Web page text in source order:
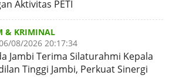
Aktivitas PETI
& KRIMINAL
08/2026 20:17:34
Jambi Terima Silaturahmi Kepala
Tinggi Jambi, Perkuat Sinergi